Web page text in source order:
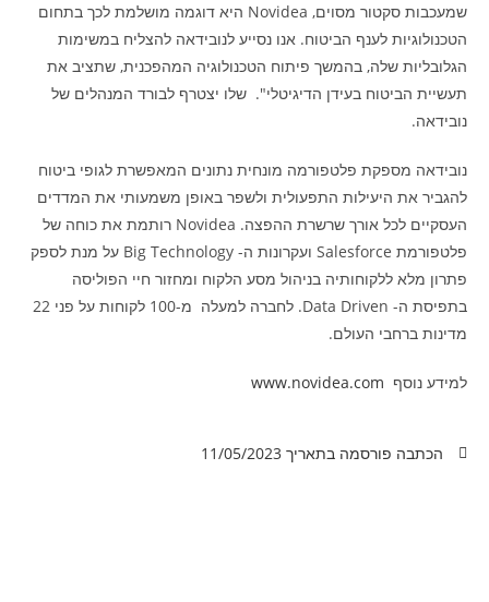
שמעכבות סקטור מסוים, Novidea היא דוגמה מושלמת לכך בתחום
הטכנולוגיות לענף הביטוח. אנו נסייע לנובידאה להצליח במשימות
הגלובליות שלה, בהמשך פיתוח הטכנולוגיה המהפכנית, שתציב את
תעשיית הביטוח בעידן הדיגיטלי". שלו יצטרף לבורד המנהלים של
נובידאה.
נובידאה מספקת פלטפורמה מונחית נתונים המאפשרת לגופי ביטוח
להגביר את היעילות התפעולית ולשפר באופן משמעותי את המדדים
העסקיים לכל אורך שרשרת ההפצה. Novidea רותמת את כוחה של
פלטפורמת Salesforce ועקרונות ה- Big Technology על מנת לספק
פתרון מלא ללקוחותיה בניהול מסע הלקוח ומחזור חיי הפוליסה
בתפיסת ה- Data Driven. לחברה למעלה מ-100 לקוחות על פני 22
מדינות ברחבי העולם.
למידע נוסף www.novidea.com
הכתבה פורסמה בתאריך 11/05/2023